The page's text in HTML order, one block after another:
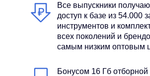
Все выпускники
доступ к базе из 54.000
инструментов и
всех поколений и
самым низким оптовым
Бонусом 16 Гб отборной